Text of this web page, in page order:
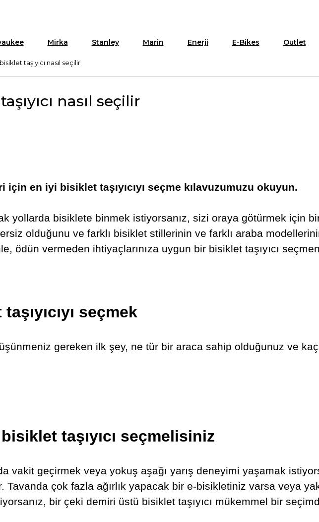
Mirka Stanley Marin Enerji E-Bikes Outlet
taşıyıcı nasıl seçilir
nasıl seçilir
en iyi bisiklet taşıyıcıyı seçme kılavuzumuzu okuyun.
yollarda bisiklete binmek istiyorsanız, sizi oraya götürmek için bir
olduğunu ve farklı bisiklet stillerinin ve farklı araba
ödün vermeden ihtiyaçlarınıza uygun bir bisiklet taşıyıcı
seçmek
gereken ilk şey, ne tür bir araca sahip olduğunuz ve
taşıyıcı seçmelisiniz
vakit geçirmek veya yokuş aşağı yarış deneyimi yaşamak
çok fazla ağırlık yapacak bir e-bisikletiniz varsa veya
bir çeki demiri üstü bisiklet taşıyıcı mükemmel bir